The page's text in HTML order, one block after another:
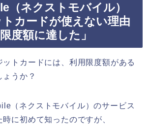
（ネクストモバイル）
カードが使えない理由
度額に達した」
ットカードには、利用限度額がある
うか？
（ネクストモバイル）のサービス
に初めて知ったのですが、